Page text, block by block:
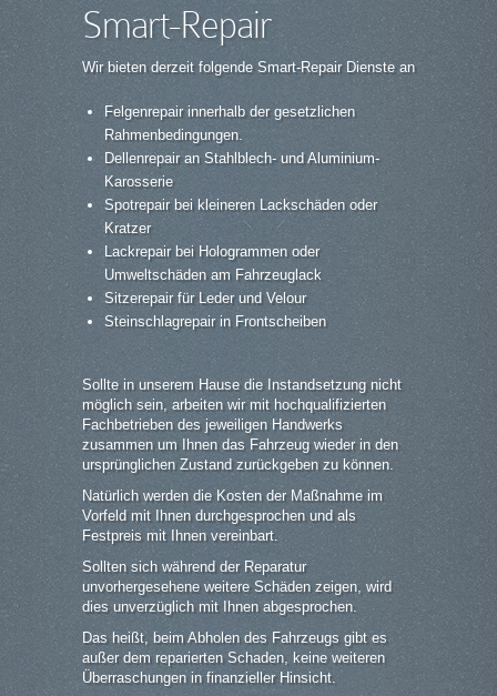
Smart-Repair
Wir bieten derzeit folgende Smart-Repair Dienste an
Felgenrepair innerhalb der gesetzlichen
Rahmenbedingungen.
Dellenrepair an Stahlblech- und Aluminium-
Karosserie
Spotrepair bei kleineren Lackschäden oder
Kratzer
Lackrepair bei Hologrammen oder
Umweltschäden am Fahrzeuglack
Sitzerepair für Leder und Velour
Steinschlagrepair in Frontscheiben
Sollte in unserem Hause die Instandsetzung nicht
möglich sein, arbeiten wir mit hochqualifizierten
Fachbetrieben des jeweiligen Handwerks
zusammen um Ihnen das Fahrzeug wieder in den
ursprünglichen Zustand zurückgeben zu können.
Natürlich werden die Kosten der Maßnahme im
Vorfeld mit Ihnen durchgesprochen und als
Festpreis mit Ihnen vereinbart.
Sollten sich während der Reparatur
unvorhergesehene weitere Schäden zeigen, wird
dies unverzüglich mit Ihnen abgesprochen.
Das heißt, beim Abholen des Fahrzeugs gibt es
außer dem reparierten Schaden, keine weiteren
Überraschungen in finanzieller Hinsicht.